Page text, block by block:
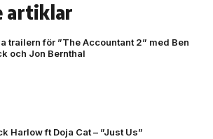
artiklar
trailern för ”The Accountant 2” med Ben
och Jon Bernthal
Harlow ft Doja Cat – ”Just Us”